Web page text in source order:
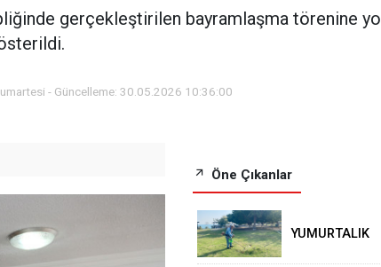
gerçekleştirilen bayramlaşma törenine
- Güncelleme: 30.05.2026 10:36:00
Öne Çıkanlar
YUMURTALIK